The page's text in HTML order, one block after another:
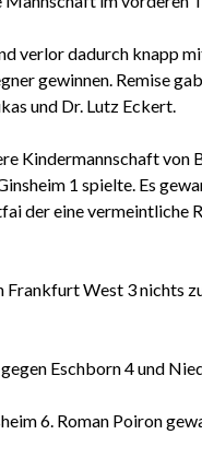
verlor dadurch knapp
gewinnen. Remise
und Dr. Lutz Eckert.
Kindermannschaft von
1 spielte. Es
der eine vermeintliche
Frankfurt West 3 nichts
Eschborn 4 und
6. Roman Poiron